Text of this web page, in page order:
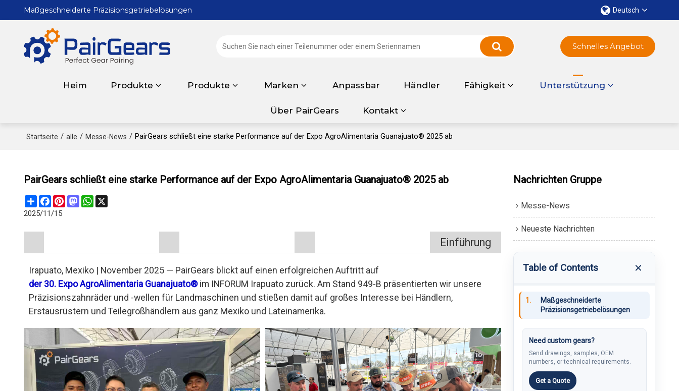
Maßgeschneiderte Präzisionsgetriebelösungen Deutsch
Heim Produkte Produkte Marken Anpassbar Händler Fähigkeit Unterstützung
Über PairGears Kontakt
Schnelles Angebot
Startseite / alle / Messe-News / PairGears schließt eine starke Performance auf der Expo AgroAlimentaria Guanajuato® 2025 ab
PairGears schließt eine starke Performance auf der Expo AgroAlimentaria Guanajuato® 2025 ab
ShareFacebook
PinterestMastodonWhatsApp
X
2025/11/15
Einführung
Irapuato, Mexiko | November 2025 — PairGears blickt auf einen erfolgreichen Auftritt auf
der 30. Expo AgroAlimentaria Guanajuato®im INFORUM Irapuato zurück. Am Stand 949-B präsentierten wir unsere
Präzisionszahnräder und -wellen für Landmaschinen und stießen damit auf großes Interesse bei Händlern,
Erstausrüstern und Teilegroßhändlern aus ganz Mexiko und Lateinamerika.
Nachrichten Gruppe
Messe-News
Neueste Nachrichten
Table of Contents
1.
Maßgeschneiderte
Präzisionsgetriebelösungen
Need custom gears?
Send drawings, samples, OEM
numbers, or technical requirements.
Get a Quote